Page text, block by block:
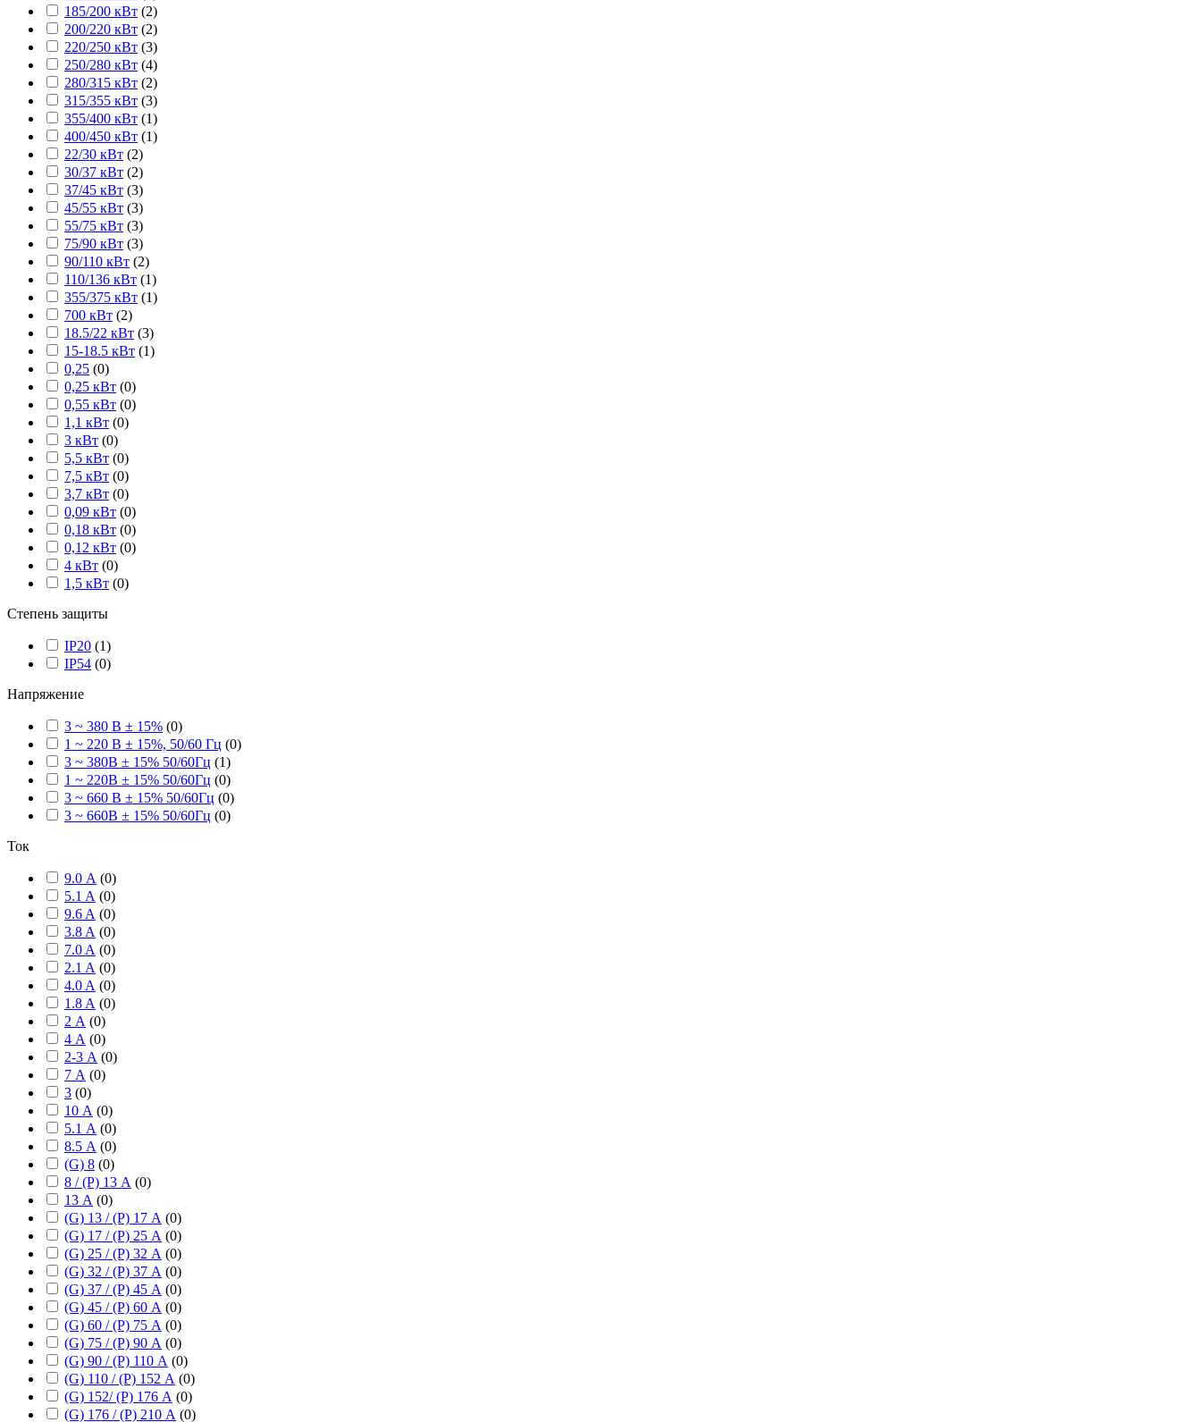
185/200 кВт (2)
200/220 кВт (2)
220/250 кВт (3)
250/280 кВт (4)
280/315 кВт (2)
315/355 кВт (3)
355/400 кВт (1)
400/450 кВт (1)
22/30 кВт (2)
30/37 кВт (2)
37/45 кВт (3)
45/55 кВт (3)
55/75 кВт (3)
75/90 кВт (3)
90/110 кВт (2)
110/136 кВт (1)
355/375 кВт (1)
700 кВт (2)
18.5/22 кВт (3)
15-18.5 кВт (1)
0,25 (0)
0,25 кВт (0)
0,55 кВт (0)
1,1 кВт (0)
3 кВт (0)
5,5 кВт (0)
7,5 кВт (0)
3,7 кВт (0)
0,09 кВт (0)
0,18 кВт (0)
0,12 кВт (0)
4 кВт (0)
1,5 кВт (0)
Степень защиты
IP20 (1)
IP54 (0)
Напряжение
3 ~ 380 В ± 15% (0)
1 ~ 220 В ± 15%, 50/60 Гц (0)
3 ~ 380В ± 15% 50/60Гц (1)
1 ~ 220В ± 15% 50/60Гц (0)
3 ~ 660 В ± 15% 50/60Гц (0)
3 ~ 660В ± 15% 50/60Гц (0)
Ток
9.0 А (0)
5.1 A (0)
9.6 A (0)
3.8 A (0)
7.0 A (0)
2.1 A (0)
4.0 A (0)
1.8 A (0)
2 А (0)
4 А (0)
2-3 А (0)
7 А (0)
3 (0)
10 А (0)
5.1 А (0)
8.5 А (0)
(G) 8 (0)
8 / (P) 13 А (0)
13 А (0)
(G) 13 / (P) 17 А (0)
(G) 17 / (P) 25 А (0)
(G) 25 / (P) 32 А (0)
(G) 32 / (P) 37 А (0)
(G) 37 / (P) 45 А (0)
(G) 45 / (P) 60 А (0)
(G) 60 / (P) 75 А (0)
(G) 75 / (P) 90 А (0)
(G) 90 / (P) 110 А (0)
(G) 110 / (P) 152 А (0)
(G) 152/ (P) 176 А (0)
(G) 176 / (P) 210 А (0)